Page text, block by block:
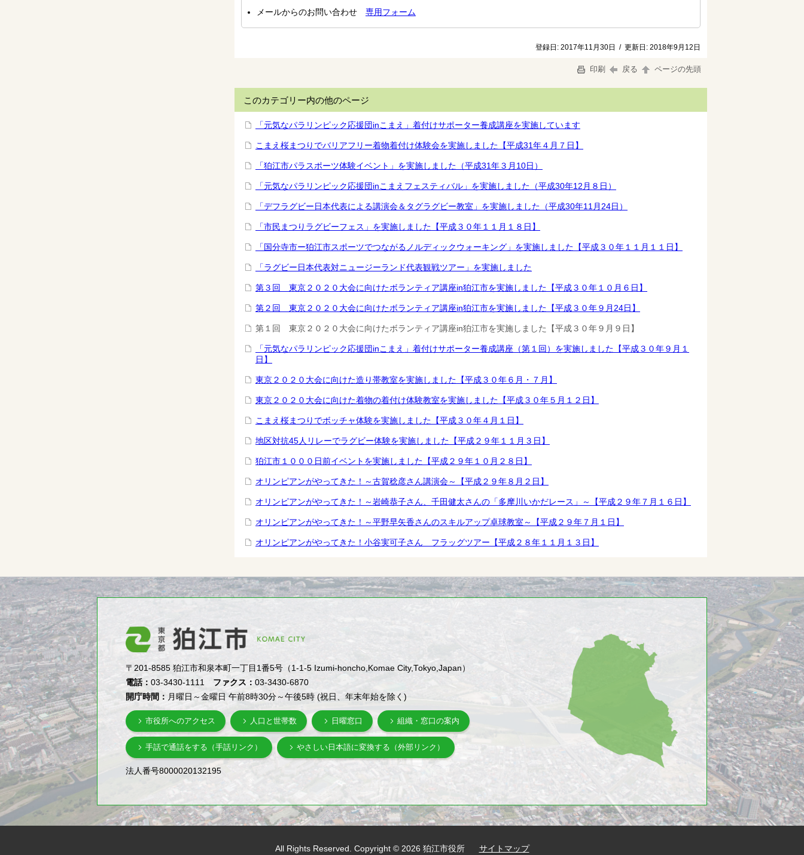
メールからのお問い合わせ 専用フォーム
登録日: 2017年11月30日 / 更新日: 2018年9月12日
印刷 戻る ページの先頭
このカテゴリー内の他のページ
「元気なパラリンピック応援団inこまえ」着付けサポーター養成講座を実施しています
こまえ桜まつりでバリアフリー着物着付け体験会を実施しました【平成31年４月７日】
「狛江市パラスポーツ体験イベント」を実施しました（平成31年３月10日）
「元気なパラリンピック応援団inこまえフェスティバル」を実施しました（平成30年12月８日）
「デフラグビー日本代表による講演会＆タグラグビー教室」を実施しました（平成30年11月24日）
「市民まつりラグビーフェス」を実施しました【平成３０年１１月１８日】
「国分寺市ー狛江市スポーツでつながるノルディックウォーキング」を実施しました【平成３０年１１月１１日】
「ラグビー日本代表対ニュージーランド代表観戦ツアー」を実施しました
第３回 東京２０２０大会に向けたボランティア講座in狛江市を実施しました【平成３０年１０月６日】
第２回 東京２０２０大会に向けたボランティア講座in狛江市を実施しました【平成３０年９月24日】
第１回 東京２０２０大会に向けたボランティア講座in狛江市を実施しました【平成３０年９月９日】
「元気なパラリンピック応援団inこまえ」着付けサポーター養成講座（第１回）を実施しました【平成３０年９月１
日】
東京２０２０大会に向けた造り帯教室を実施しました【平成３０年６月・７月】
東京２０２０大会に向けた着物の着付け体験教室を実施しました【平成３０年５月１２日】
こまえ桜まつりでボッチャ体験を実施しました【平成３０年４月１日】
地区対抗45人リレーでラグビー体験を実施しました【平成２９年１１月３日】
狛江市１０００日前イベントを実施しました【平成２９年１０月２８日】
オリンピアンがやってきた！～古賀稔彦さん講演会～【平成２９年８月２日】
オリンピアンがやってきた！～岩崎恭子さん、千田健太さんの「多摩川いかだレース」～【平成２９年７月１６日】
オリンピアンがやってきた！～平野早矢香さんのスキルアップ卓球教室～【平成２９年７月１日】
オリンピアンがやってきた！小谷実可子さん フラッグツアー【平成２８年１１月１３日】
〒201-8585 狛江市和泉本町一丁目1番5号（1-1-5 Izumi-honcho,Komae City,Tokyo,Japan）
電話：03-3430-1111 ファクス：03-3430-6870
開庁時間： 月曜日～金曜日 午前8時30分～午後5時 (祝日、年末年始を除く)
市役所へのアクセス 人口と世帯数 日曜窓口 組織・窓口の案内
手話で通話をする（手話リンク） やさしい日本語に変換する（外部リンク）
法人番号8000020132195
All Rights Reserved. Copyright © 2026 狛江市役所 サイトマップ